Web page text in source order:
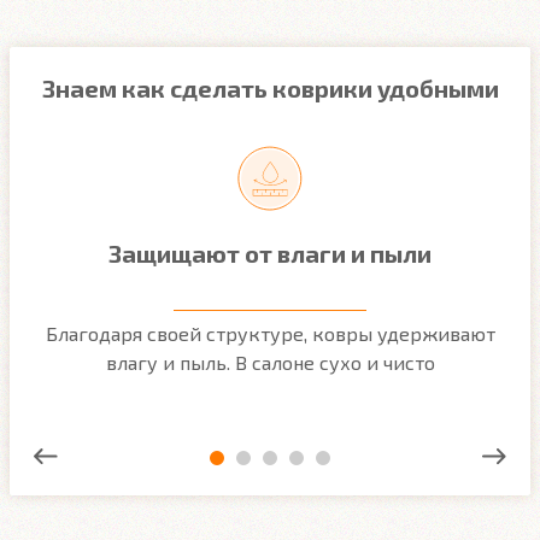
Знаем как сделать коврики удобными
Защищают от влаги и пыли
Благодаря своей структуре, ковры удерживают
влагу и пыль. В салоне сухо и чисто